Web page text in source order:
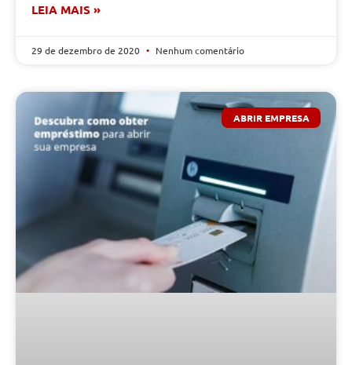
LEIA MAIS »
29 de dezembro de 2020 Nenhum comentário
ABRIR EMPRESA